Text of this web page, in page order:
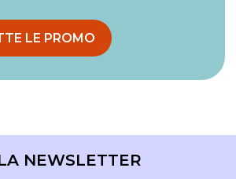
LE PROMO
NEWSLETTER